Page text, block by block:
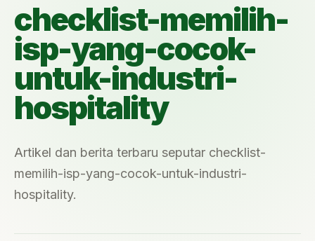
checklist-memilih-
isp-yang-cocok-
untuk-industri-
hospitality
Artikel dan berita terbaru seputar checklist-
memilih-isp-yang-cocok-untuk-industri-
hospitality.